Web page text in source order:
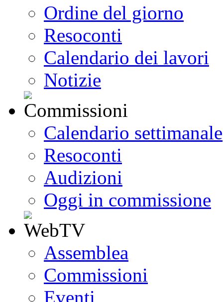
Ordine del giorno
Resoconti
Calendario dei lavori
Notizie
Calendario settimanale
Resoconti
Audizioni
Oggi in commissione
Assemblea
Commissioni
Eventi